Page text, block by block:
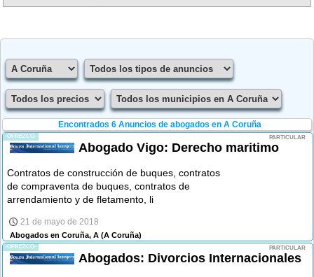
Encontrados 6Anuncios de abogados en A Coruña
-OFREZCO- PARTICULAR
Abogado Vigo: Derecho maritimo
Contratos de construcción de buques, contratos
de compraventa de buques, contratos de
arrendamiento y de fletamento, li
21 de mayo de 2018
Abogados en Coruña, A (A Coruña)
-OFREZCO- PARTICULAR
Abogados: Divorcios Internacionales